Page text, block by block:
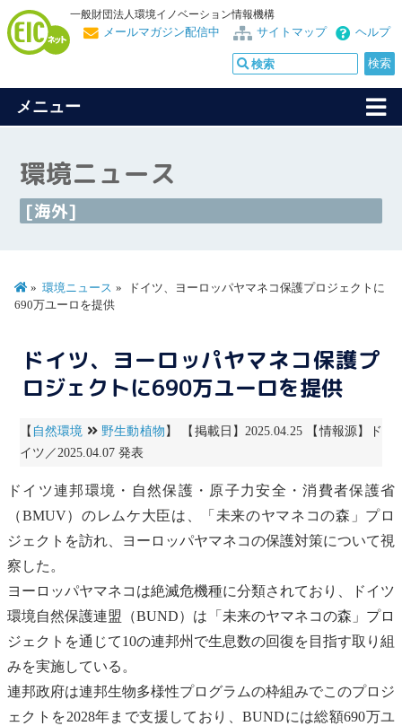
一般財団法人環境イノベーション情報機構
ヘルプ
サイトマップ
メールマガジン配信中
メニュー
環境ニュース
[海外]
環境ニュース
ドイツ、ヨーロッパヤマネコ保護プロジェクトに
690万ユーロを提供
ドイツ、ヨーロッパヤマネコ保護プ
ロジェクトに690万ユーロを提供
【 自然環境 野生動植物 】 【掲載日】2025.04.25 【情報源】ド
イツ／2025.04.07 発表
ドイツ連邦環境・ 自然保護 ・原子力安全・消費者保護省
（BMUV）のレムケ大臣は、「未来のヤマネコの森」プロ
ジェクトを訪れ、ヨーロッパヤマネコの保護対策について視
察した。
ヨーロッパヤマネコは絶滅危機種に分類されており、ドイツ
環境自然保護連盟（BUND）は「未来のヤマネコの森」プロ
ジェクトを通じて10の連邦州で生息数の回復を目指す取り組
みを実施している。
連邦政府は連邦生物多様性プログラムの枠組みでこのプロジ
ェクトを2028年まで支援しており、BUNDには総額690万ユ